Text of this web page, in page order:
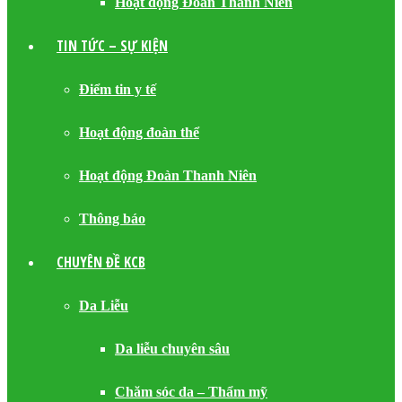
TIN TỨC – SỰ KIỆN
Điểm tin y tế
Hoạt động đoàn thể
Hoạt động Đoàn Thanh Niên
Thông báo
CHUYÊN ĐỀ KCB
Da Liễu
Da liễu chuyên sâu
Chăm sóc da – Thẩm mỹ